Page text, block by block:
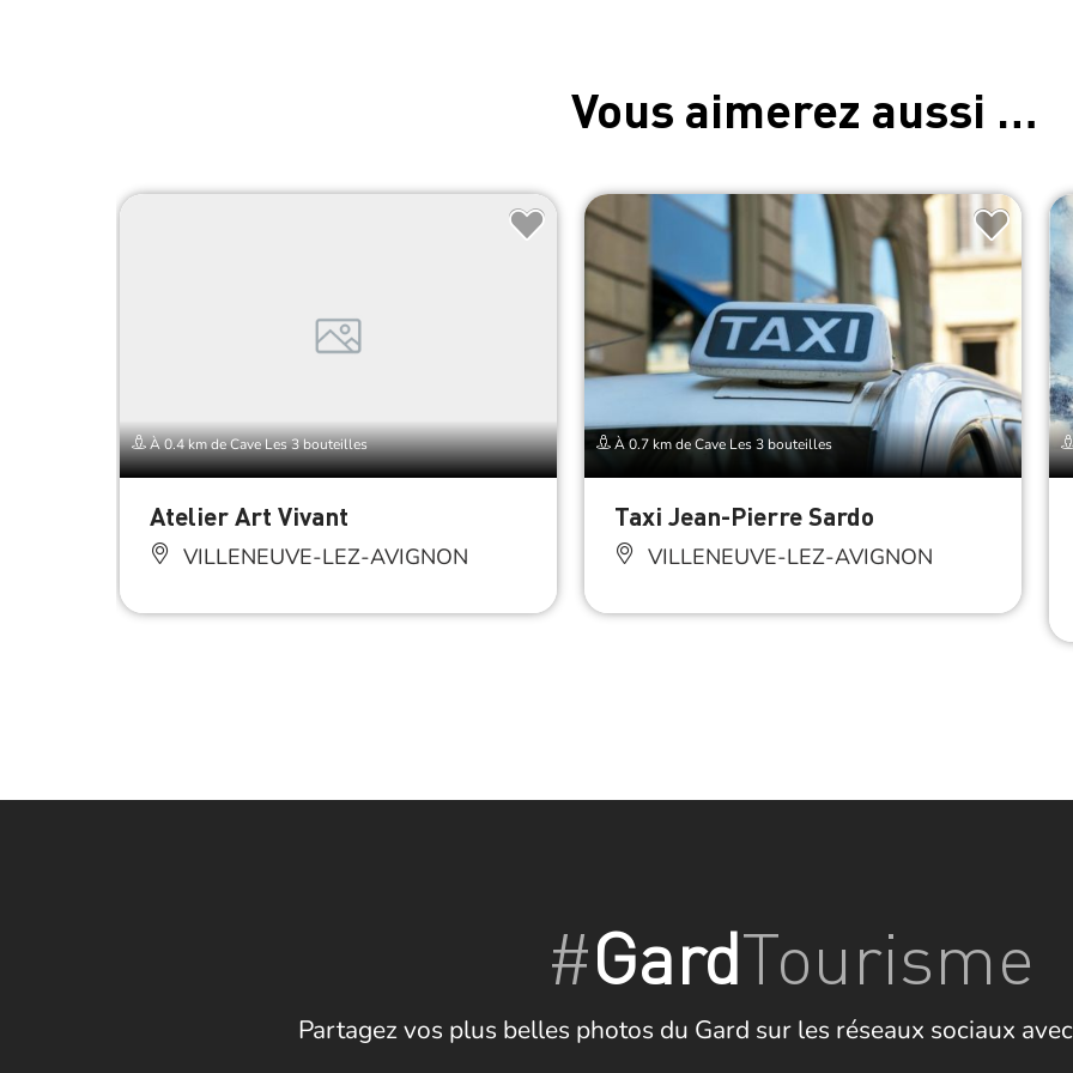
Vous aimerez aussi …
À 0.4 km de Cave Les 3 bouteilles
Atelier Art Vivant
VILLENEUVE-LEZ-AVIGNON
À 0.7 km de Cave Les 3 bouteilles
Taxi Jean-Pierre Sardo
VILLENEUVE-LEZ-AVIGNON
#GardTourisme
Partagez vos plus belles photos du Gard sur les réseaux sociaux